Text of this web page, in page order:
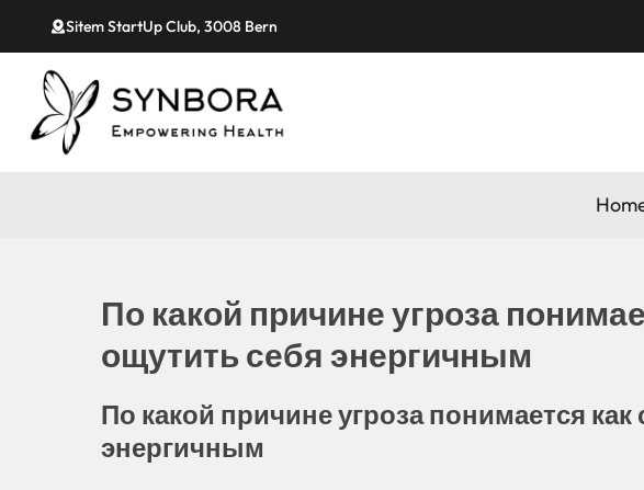
Sitem StartUp Club, 3008 Bern
По какой причине угроза
ощутить себя энергичным
По какой причине угроза понимается
энергичным